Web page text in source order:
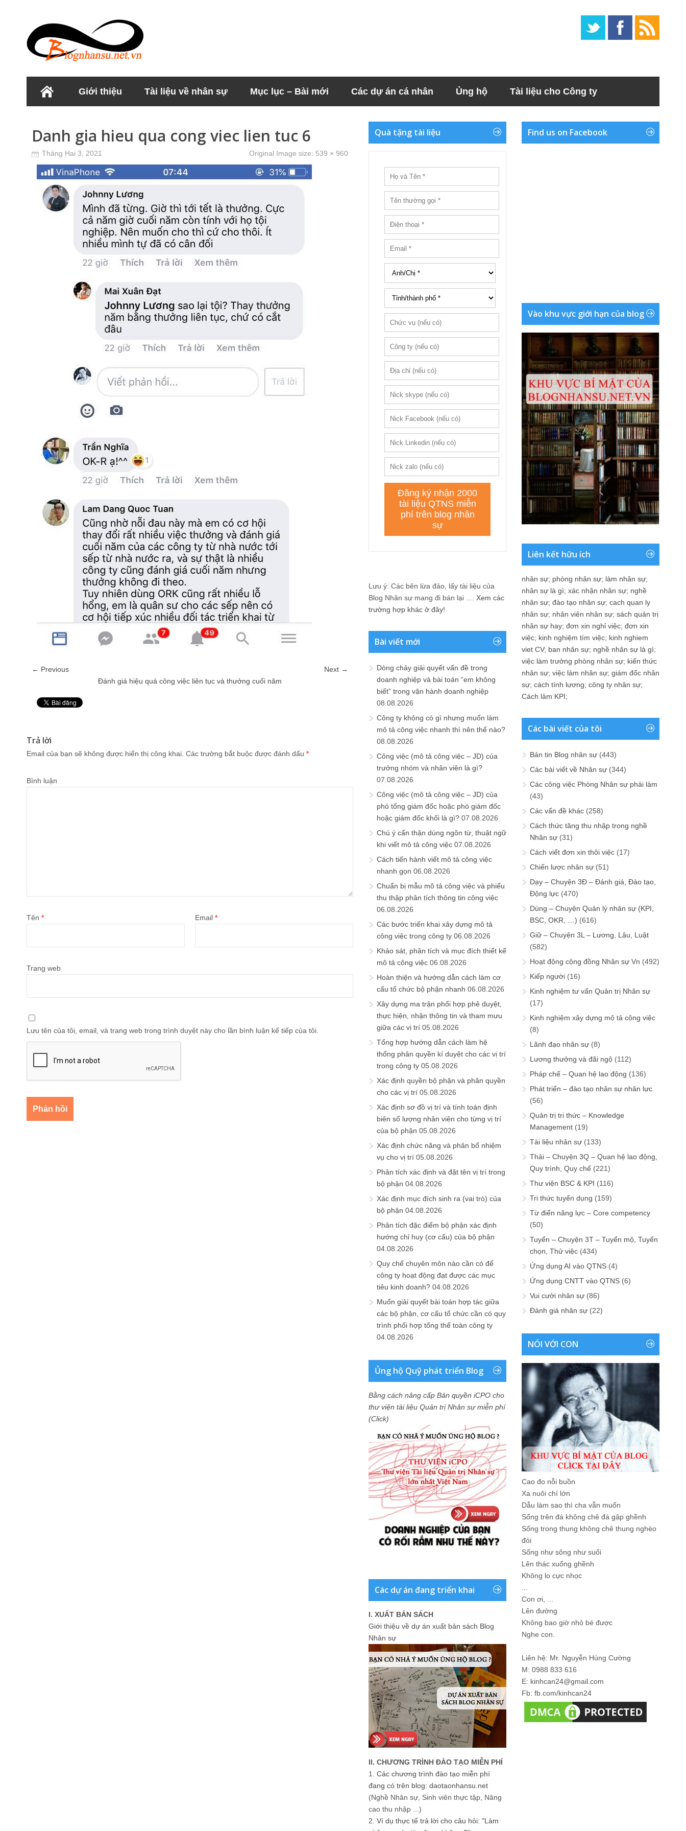
Giới thiệu Tài liệu về nhân sự Mục lục – Bài mới Các dự án cá nhân Ủng hộ Tài liệu cho Công ty
Danh gia hieu qua cong viec lien tuc 6
Tháng Hai 3, 2021 Original Image size: 539 × 960
← Previous
Next →
Đánh giá hiệu quả công việc liên tục và thưởng cuối năm
Trả lời
Email của bạn sẽ không được hiển thị công khai. Các trường bắt buộc được đánh dấu *
Bình luận
Tên * Email *
Trang web
Lưu tên của tôi, email, và trang web trong trình duyệt này cho lần bình luận kế tiếp của tôi.
Quà tặng tài liệu
Lưu ý: Các bên lừa đảo, lấy tài liệu của
Blog Nhân sự mang đi bán lại .... Xem các
trường hợp khác ở đây!
Bài viết mới
Dòng chảy giải quyết vấn đề trong
doanh nghiệp và bài toán “em không
biết” trong vận hành doanh nghiệp
08.08.2026
Công ty không có gì nhưng muốn làm
mô tả công việc nhanh thì nên thế nào?
08.08.2026
Công việc (mô tả công việc – JD) của
trưởng nhóm và nhân viên là gì?
07.08.2026
Công việc (mô tả công việc – JD) của
phó tổng giám đốc hoặc phó giám đốc
hoặc giám đốc khối là gì? 07.08.2026
Chú ý cẩn thận dùng ngôn từ, thuật ngữ
khi viết mô tả công việc 07.08.2026
Cách tiến hành viết mô tả công việc
nhanh gọn 06.08.2026
Chuẩn bị mẫu mô tả công việc và phiếu
thu thập phân tích thông tin công việc
06.08.2026
Các bước triển khai xây dựng mô tả
công việc trong công ty 06.08.2026
Khảo sát, phân tích và mục đích thiết kế
mô tả công việc 06.08.2026
Hoàn thiện và hướng dẫn cách làm cơ
cấu tổ chức bộ phận nhanh 06.08.2026
Xây dựng ma trận phối hợp phê duyệt,
thực hiện, nhận thông tin và tham mưu
giữa các vị trí 05.08.2026
Tổng hợp hướng dẫn cách làm hệ
thống phân quyền kí duyệt cho các vị trí
trong công ty 05.08.2026
Xác định quyền bộ phận và phân quyền
cho các vị trí 05.08.2026
Xác định sơ đồ vị trí và tính toán định
biên số lượng nhân viên cho từng vị trí
của bộ phận 05.08.2026
Xác định chức năng và phân bổ nhiệm
vụ cho vị trí 05.08.2026
Phân tích xác định và đặt tên vị trí trong
bộ phận 04.08.2026
Xác định mục đích sinh ra (vai trò) của
bộ phận 04.08.2026
Phân tích đặc điểm bộ phận xác định
hướng chỉ huy (cơ cấu) của bộ phận
04.08.2026
Quy chế chuyên môn nào cần có để
công ty hoạt động đạt được các mục
tiêu kinh doanh? 04.08.2026
Muốn giải quyết bài toán hợp tác giữa
các bộ phận, cơ cấu tổ chức cần có quy
trình phối hợp tổng thể toàn công ty
04.08.2026
Ủng hộ Quỹ phát triển Blog
Bằng cách nâng cấp Bản quyền iCPO cho
thư viện tài liệu Quản trị Nhân sự miễn phí
(Click)
Các dự án đang triển khai
I. XUẤT BẢN SÁCH
Giới thiệu về dự án xuất bản sách Blog
Nhân sự
II. CHƯƠNG TRÌNH ĐÀO TẠO MIỄN PHÍ
1. Các chương trình đào tạo miễn phí
đang có trên blog: daotaonhansu.net
(Nghề Nhân sự, Sinh viên thực tập, Nâng
cao thu nhập ...)
2. Ví dụ thực tế trả lời cho câu hỏi: "Làm
Find us on Facebook
Vào khu vực giới hạn của blog
Liên kết hữu ích
nhân sự; phòng nhân sự; làm nhân sự;
nhân sự là gì; xác nhận nhân sự; nghề
nhân sự; đào tạo nhân sự; cach quan ly
nhân sự; nhân viên nhân sự; sách quản trị
nhân sự hay; đơn xin nghỉ việc; đơn xin
việc; kinh nghiệm tìm việc; kinh nghiem
viet CV; ban nhân sự; nghề nhân sự là gì;
việc làm trưởng phòng nhân sự; kiến thức
nhân sự; việc làm nhân sự; giám đốc nhân
sự; cách tính lương; công ty nhân sự;
Cách làm KPI;
Các bài viết của tôi
Bản tin Blog nhân sự (443)
Các bài viết về Nhân sự (344)
Các công việc Phòng Nhân sự phải làm
(43)
Các vấn đề khác (258)
Cách thức tăng thu nhập trong nghề
Nhân sự (31)
Cách viết đơn xin thôi việc (17)
Chiến lược nhân sự (51)
Dạy – Chuyện 3Đ – Đánh giá, Đào tạo,
Động lực (470)
Dùng – Chuyện Quản lý nhân sự (KPI,
BSC, OKR, …) (616)
Giữ – Chuyện 3L – Lương, Lậu, Luật
(582)
Hoạt động cộng đồng Nhân sự Vn (492)
Kiếp người (16)
Kinh nghiệm tư vấn Quản trị Nhân sự
(17)
Kinh nghiệm xây dựng mô tả công việc
(8)
Lãnh đạo nhân sự (8)
Lương thưởng và đãi ngộ (112)
Pháp chế – Quan hệ lao động (136)
Phát triển – đào tạo nhân sự nhân lực
(56)
Quản trị tri thức – Knowledge
Management (19)
Tài liệu nhân sự (133)
Thải – Chuyện 3Q – Quan hệ lao động,
Quy trình, Quy chế (221)
Thư viện BSC & KPI (116)
Tri thức tuyển dụng (159)
Từ điển năng lực – Core competency
(50)
Tuyển – Chuyện 3T – Tuyển mộ, Tuyển
chọn, Thử việc (434)
Ứng dụng AI vào QTNS (4)
Ứng dụng CNTT vào QTNS (6)
Vui cười nhân sự (86)
Đánh giá nhân sự (22)
NÓI VỚI CON
Cao đo nỗi buồn
Xa nuôi chí lớn
Dẫu làm sao thì cha vẫn muốn
Sống trên đá không chê đá gập ghềnh
Sống trong thung không chê thung nghèo
đói
Sống như sông như suối
Lên thác xuống ghềnh
Không lo cực nhọc
Con ơi, ...
Lên đường
Không bao giờ nhỏ bé được
Nghe con.
Liên hệ: Mr. Nguyễn Hùng Cường
M: 0988 833 616
E: kinhcan24@gmail.com
Fb: fb.com/kinhcan24